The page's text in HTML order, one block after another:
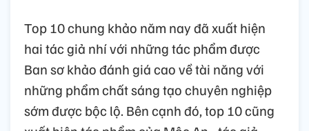
Top 10 chung khảo năm nay đã xuất hiện
hai tác giả nhí với những tác phẩm được
Ban sơ khảo đánh giá cao về tài năng với
những phẩm chất sáng tạo chuyên nghiệp
sớm được bộc lộ. Bên cạnh đó, top 10 cũng